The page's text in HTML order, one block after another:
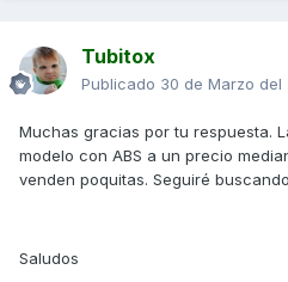
Tubitox
Publicado 30 de Marzo del
Muchas gracias por tu respuesta.
modelo con ABS a un precio
venden poquitas. Seguiré
Saludos